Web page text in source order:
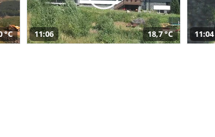
°C 11:06 18,7 °C 11:04